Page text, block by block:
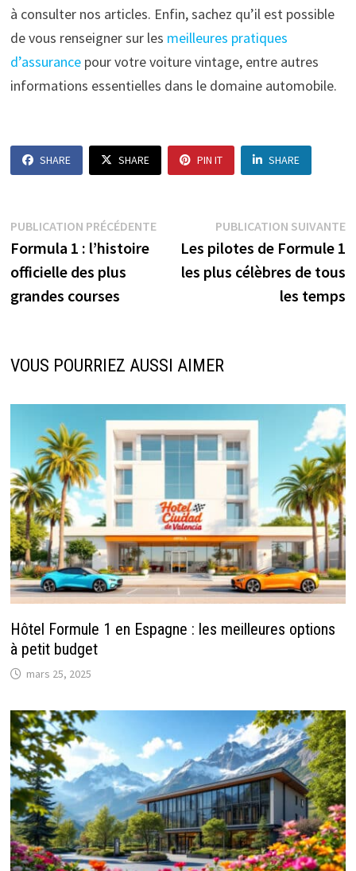
à consulter nos articles. Enfin, sachez qu’il est possible
de vous renseigner sur les meilleures pratiques
d’assurancepour votre voiture vintage, entre autres
informations essentielles dans le domaine automobile.
SHARE SHARE PIN IT SHARE
Navigation
de
l’article
PUBLICATION PRÉCÉDENTEPublication
précédente :
Formula 1 : l’histoire
officielle des plus
grandes courses
PUBLICATION SUIVANTE
Les pilotes de Formule 1
les plus célèbres de tous
les temps
VOUS POURRIEZ AUSSI AIMER
Hôtel Formule 1 en Espagne : les meilleures options
à petit budget
mars 25, 2025